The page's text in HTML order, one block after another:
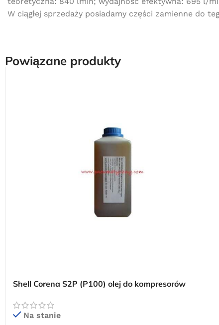
W ciągłej sprzedaży posiadamy części zamienne do
Powiązane produkty
Shell Corena S2P (P100) olej do kompresorów
Na stanie